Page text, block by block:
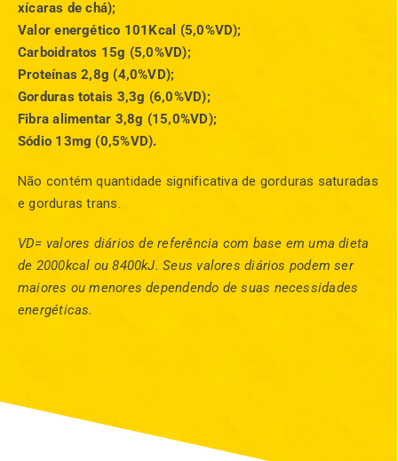
xícaras de chá);
Valor energético 101Kcal (5,0%VD);
Carboidratos 15g (5,0%VD);
Proteínas 2,8g (4,0%VD);
Gorduras totais 3,3g (6,0%VD);
Fibra alimentar 3,8g (15,0%VD);
Sódio 13mg (0,5%VD).
Não contém quantidade significativa de gorduras saturadas
e gorduras trans.
VD= valores diários de referência com base em uma dieta
de 2000kcal ou 8400kJ. Seus valores diários podem ser
maiores ou menores dependendo de suas necessidades
energéticas.